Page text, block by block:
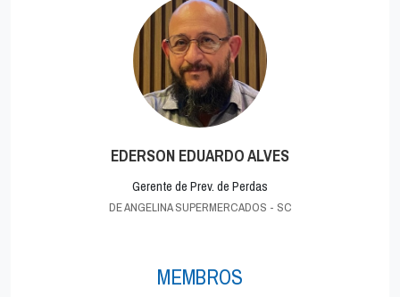
EDERSON EDUARDO ALVES
Gerente de Prev. de Perdas
DE ANGELINA SUPERMERCADOS - SC
MEMBROS